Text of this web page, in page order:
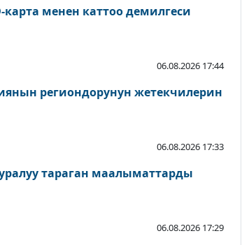
менен каттоо демилгеси
06.08.2026 17:44
региондорунун жетекчилерин
06.08.2026 17:33
тараган маалыматтарды
06.08.2026 17:29